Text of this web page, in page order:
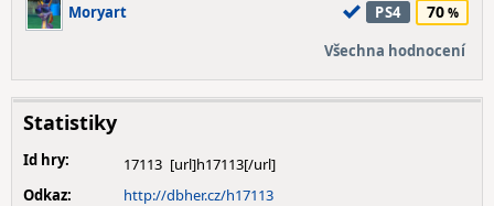
Moryart PS4 70
Všechna hodnocení
Statistiky
Id hry:
17113
Odkaz:
http://dbher.cz/h17113